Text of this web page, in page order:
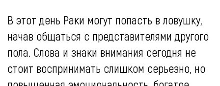
В этот день Раки могут попасть в ловушку,
начав общаться с представителями другого
пола. Слова и знаки внимания сегодня не
стоит воспринимать слишком серьезно, но